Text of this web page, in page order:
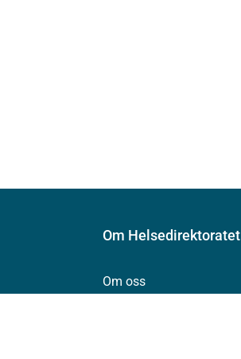
Om Helsedirektoratet
Om oss